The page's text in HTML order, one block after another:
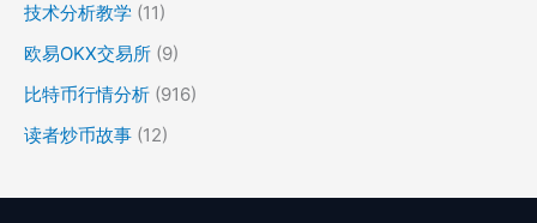
技术分析教学 (11)
欧易OKX交易所 (9)
比特币行情分析 (916)
读者炒币故事 (12)